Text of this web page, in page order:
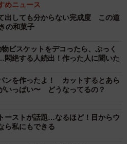
バケツプリンの重さを計算し
個で８００ｇ、牛乳３.３リッ
砂糖やゼラチンを加えると約
.５ｋｇといえば、生後１カ月
さなのだそう。
めニュース
出しても分からない完成度 この道
の和菓子
ビスケットをデコったら、ぷっく
悶絶する人続出！作った人に聞いた
ンを作ったよ！ カットするとあら
いっぱい〜 どうなってるの？
ーストが話題…なるほど！目からウ
ら私にもできる